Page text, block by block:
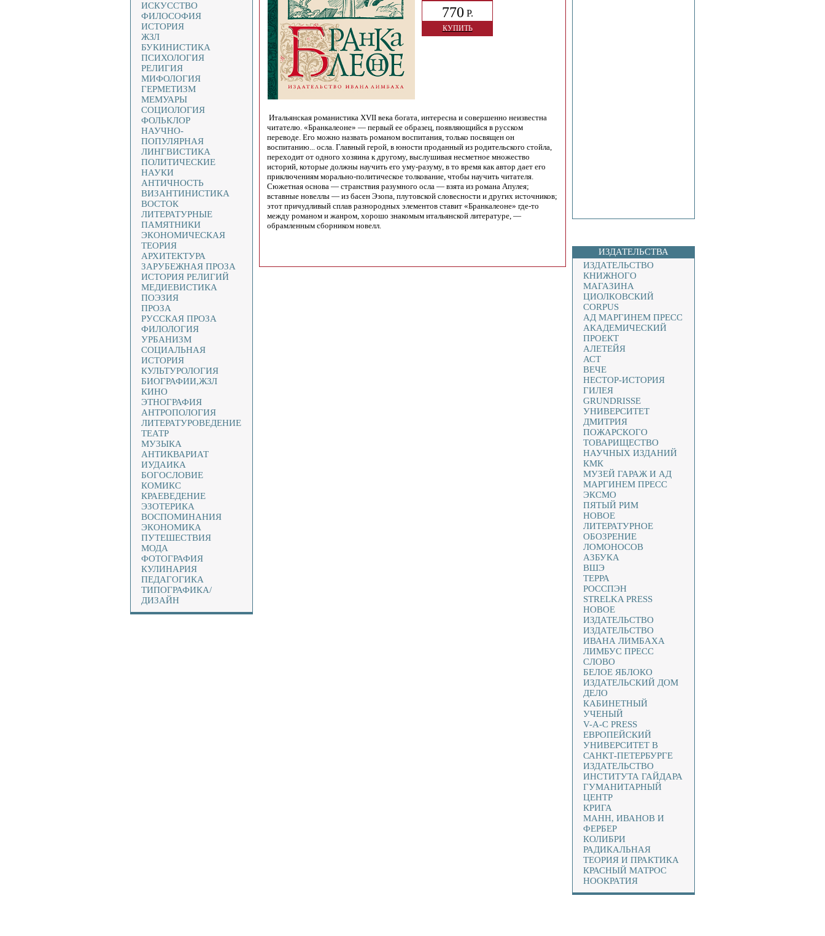
ИСКУССТВО
ФИЛОСОФИЯ
ИСТОРИЯ
ЖЗЛ
БУКИНИСТИКА
ПСИХОЛОГИЯ
РЕЛИГИЯ
МИФОЛОГИЯ
ГЕРМЕТИЗМ
МЕМУАРЫ
СОЦИОЛОГИЯ
ФОЛЬКЛОР
НАУЧНО-
ПОПУЛЯРНАЯ
ЛИНГВИСТИКА
ПОЛИТИЧЕСКИЕ
НАУКИ
АНТИЧНОСТЬ
ВИЗАНТИНИСТИКА
ВОСТОК
ЛИТЕРАТУРНЫЕ
ПАМЯТНИКИ
ЭКОНОМИЧЕСКАЯ
ТЕОРИЯ
АРХИТЕКТУРА
ЗАРУБЕЖНАЯ ПРОЗА
ИСТОРИЯ РЕЛИГИЙ
МЕДИЕВИСТИКА
ПОЭЗИЯ
ПРОЗА
РУССКАЯ ПРОЗА
ФИЛОЛОГИЯ
УРБАНИЗМ
СОЦИАЛЬНАЯ
ИСТОРИЯ
КУЛЬТУРОЛОГИЯ
БИОГРАФИИ,ЖЗЛ
КИНО
ЭТНОГРАФИЯ
АНТРОПОЛОГИЯ
ЛИТЕРАТУРОВЕДЕНИЕ
ТЕАТР
МУЗЫКА
АНТИКВАРИАТ
ИУДАИКА
БОГОСЛОВИЕ
КОМИКС
КРАЕВЕДЕНИЕ
ЭЗОТЕРИКА
ВОСПОМИНАНИЯ
ЭКОНОМИКА
ПУТЕШЕСТВИЯ
МОДА
ФОТОГРАФИЯ
КУЛИНАРИЯ
ПЕДАГОГИКА
ТИПОГРАФИКА/
ДИЗАЙН
770 Р.
КУПИТЬ
Итальянская романистика XVII века богата, интересна и совершенно неизвестна
читателю. «Бранкалеоне» — первый ее образец, появляющийся в русском
переводе. Его можно назвать романом воспитания, только посвящен он
воспитанию... осла. Главный герой, в юности проданный из родительского стойла,
переходит от одного хозяина к другому, выслушивая несметное множество
историй, которые должны научить его уму-разуму, в то время как автор дает его
приключениям морально-политическое толкование, чтобы научить читателя.
Сюжетная основа — странствия разумного осла — взята из романа Апулея;
вставные новеллы — из басен Эзопа, плутовской словесности и других источников;
этот причудливый сплав разнородных элементов ставит «Бранкалеоне» где-то
между романом и жанром, хорошо знакомым итальянской литературе, —
обрамленным сборником новелл.
ИЗДАТЕЛЬСТВА
ИЗДАТЕЛЬСТВО
КНИЖНОГО
МАГАЗИНА
ЦИОЛКОВСКИЙ
CORPUS
АД МАРГИНЕМ ПРЕСС
АКАДЕМИЧЕСКИЙ
ПРОЕКТ
АЛЕТЕЙЯ
АСТ
ВЕЧЕ
НЕСТОР-ИСТОРИЯ
ГИЛЕЯ
GRUNDRISSE
УНИВЕРСИТЕТ
ДМИТРИЯ
ПОЖАРСКОГО
ТОВАРИЩЕСТВО
НАУЧНЫХ ИЗДАНИЙ
КМК
МУЗЕЙ ГАРАЖ И АД
МАРГИНЕМ ПРЕСС
ЭКСМО
ПЯТЫЙ РИМ
НОВОЕ
ЛИТЕРАТУРНОЕ
ОБОЗРЕНИЕ
ЛОМОНОСОВ
АЗБУКА
ВШЭ
ТЕРРА
РОССПЭН
STRELKA PRESS
НОВОЕ
ИЗДАТЕЛЬСТВО
ИЗДАТЕЛЬСТВО
ИВАНА ЛИМБАХА
ЛИМБУС ПРЕСС
СЛОВО
БЕЛОЕ ЯБЛОКО
ИЗДАТЕЛЬСКИЙ ДОМ
ДЕЛО
КАБИНЕТНЫЙ
УЧЕНЫЙ
V-A-C PRESS
ЕВРОПЕЙСКИЙ
УНИВЕРСИТЕТ В
САНКТ-ПЕТЕРБУРГЕ
ИЗДАТЕЛЬСТВО
ИНСТИТУТА ГАЙДАРА
ГУМАНИТАРНЫЙ
ЦЕНТР
КРИГА
МАНН, ИВАНОВ И
ФЕРБЕР
КОЛИБРИ
РАДИКАЛЬНАЯ
ТЕОРИЯ И ПРАКТИКА
КРАСНЫЙ МАТРОС
НООКРАТИЯ